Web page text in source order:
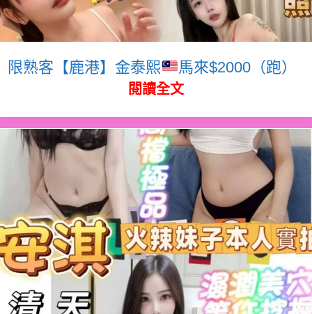
限熟客【鹿港】金泰熙 馬來$2000（跑）
閱讀全文